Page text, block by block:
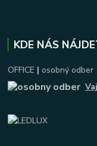
KDE NÁS
OFFICE | osobný odber